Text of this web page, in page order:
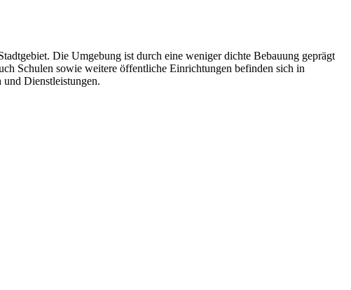
Die Umgebung ist durch eine weniger dichte Bebauung geprägt
Schulen sowie weitere öffentliche Einrichtungen befinden sich in
Dienstleistungen.